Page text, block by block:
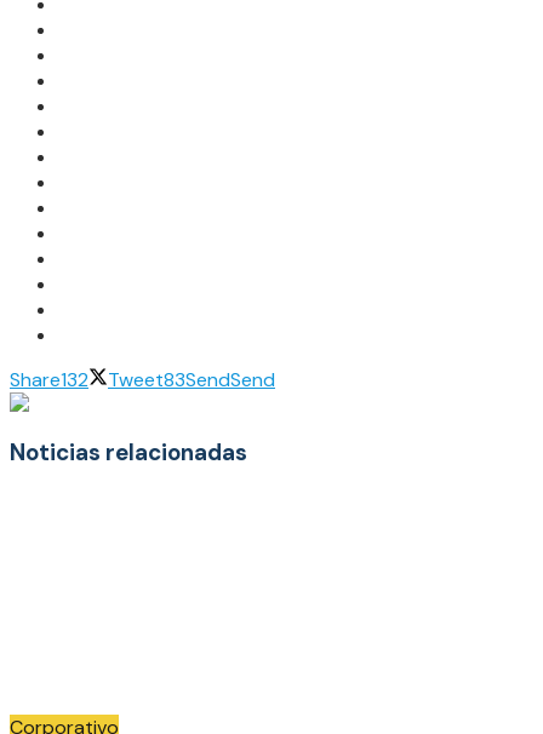
Share132 Tweet83SendSend
Noticias relacionadas
Corporativo